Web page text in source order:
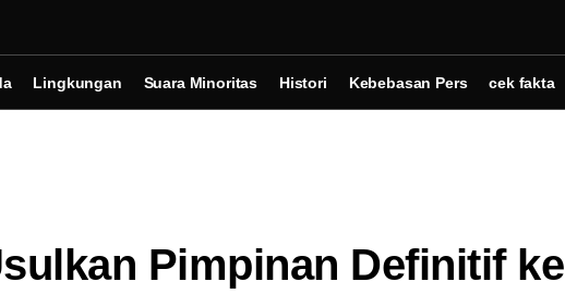
Lingkungan Suara Minoritas Histori Kebebasan Pers cek fakta
Pimpinan Definitif ke